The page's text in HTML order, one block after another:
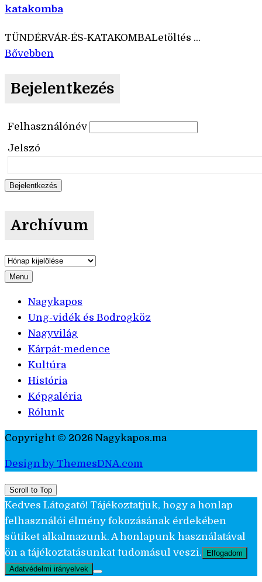
katakomba
TÜNDÉRVÁR-ÉS-KATAKOMBALetöltés ...
Bővebben
Bejelentkezés
Felhasználónév
Jelszó
Archívum
Archívum
Menu
Nagykapos
Ung-vidék és Bodrogköz
Nagyvilág
Kárpát-medence
Kultúra
História
Képgaléria
Rólunk
Copyright © 2026 Nagykapos.ma
Design by ThemesDNA.com
Scroll to Top
Kedves Látogató! Tájékoztatjuk, hogy a honlap
felhasználói élmény fokozásának érdekében
sütiket alkalmazunk. A honlapunk használatával
ön a tájékoztatásunkat tudomásul veszi.
Elfogadom
Adatvédelmi irányelvek